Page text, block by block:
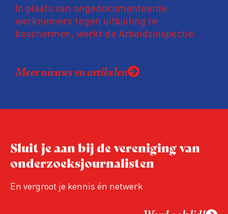
In plaats van ongedocumenteerde
werknemers tegen uitbuiting te
beschermen, werkt de Arbeidsinspectie
Vreemdelingenpolitie. Niet alleen gaan ze
ongedocumenteerde werknemer
Vreemdelingenpolitie.
Meer nieuws en artikelen
Sluit je aan bij de vereniging van
onderzoeksjournalisten
En vergroot je kennis én netwerk